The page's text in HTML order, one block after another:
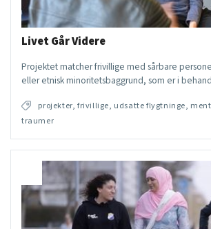
Livet Går Videre
Projektet matcher frivillige med sårbare
eller etnisk minoritetsbaggrund, som er i
projekter, frivillige, udsatte flygtninge,
traumer